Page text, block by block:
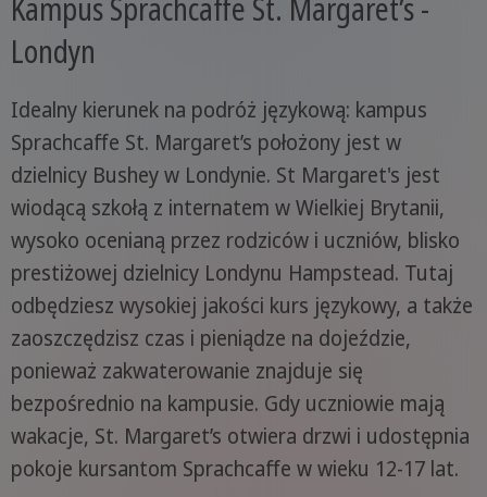
Kampus Sprachcaffe St. Margaret’s -
Londyn
Idealny kierunek na podróż językową: kampus
Sprachcaffe St. Margaret’s położony jest w
dzielnicy Bushey w Londynie. St Margaret's jest
wiodącą szkołą z internatem w Wielkiej Brytanii,
wysoko ocenianą przez rodziców i uczniów, blisko
prestiżowej dzielnicy Londynu Hampstead. Tutaj
odbędziesz wysokiej jakości kurs językowy, a także
zaoszczędzisz czas i pieniądze na dojeździe,
ponieważ zakwaterowanie znajduje się
bezpośrednio na kampusie. Gdy uczniowie mają
wakacje, St. Margaret’s otwiera drzwi i udostępnia
pokoje kursantom Sprachcaffe w wieku 12-17 lat.